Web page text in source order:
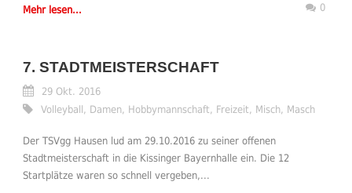
Mehr lesen... 0
7. STADTMEISTERSCHAFT
29 Okt. 2016
Volleyball, Damen, Hobbymannschaft, Freizeit, Misch, Masch
Der TSVgg Hausen lud am 29.10.2016 zu seiner offenen
Stadtmeisterschaft in die Kissinger Bayernhalle ein. Die 12
Startplätze waren so schnell vergeben,...